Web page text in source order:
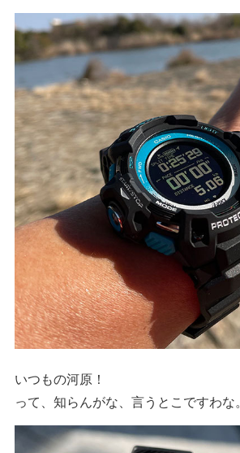
いつもの河原！
って、知らんがな、言うとこですわな。